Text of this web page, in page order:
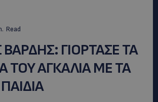
Read
ΓΙΟΡΤΑΣΕ ΤΑ
ΤΟΥ ΑΓΚΑΛΙΑ ΜΕ ΤΑ